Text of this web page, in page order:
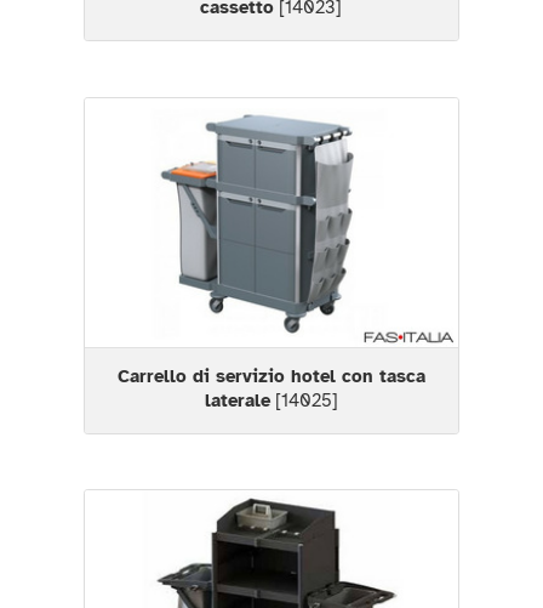
cassetto [14023]
Carrello di servizio hotel con tasca
laterale[14025]